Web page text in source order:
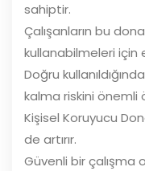
sahiptir.
Çalışanların bu
kullanabilmeleri için
Doğru
kalma riskini önemli
Kişisel Koruyucu
de artırır.
Güvenli bir çalışma